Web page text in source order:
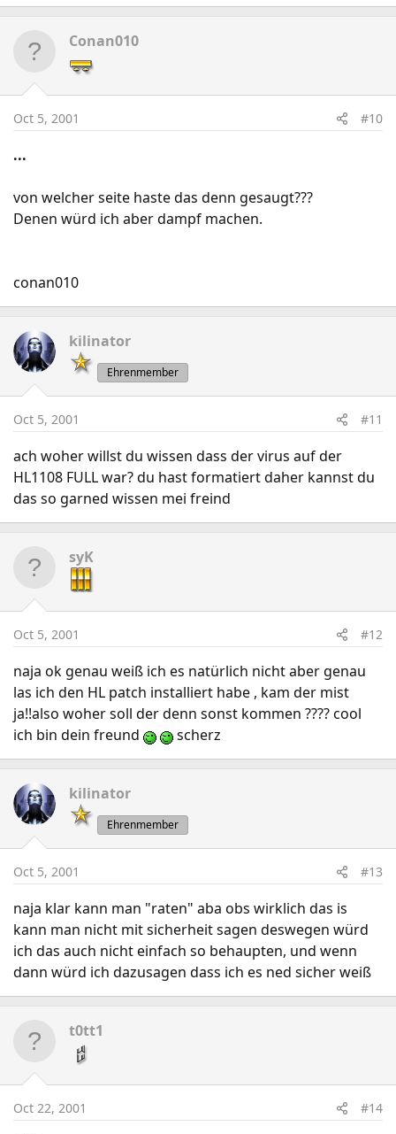
Conan010
Oct 5, 2001 #10
...
von welcher seite haste das denn gesaugt???
Denen würd ich aber dampf machen.
conan010
kilinator
Ehrenmember
Oct 5, 2001 #11
ach woher willst du wissen dass der virus auf der
HL1108 FULL war? du hast formatiert daher kannst du
das so garned wissen mei freind
syK
Oct 5, 2001 #12
naja ok genau weiß ich es natürlich nicht aber genau
las ich den HL patch installiert habe , kam der mist
ja!!also woher soll der denn sonst kommen ???? cool
ich bin dein freund
scherz
kilinator
Ehrenmember
Oct 5, 2001 #13
naja klar kann man "raten" aba obs wirklich das is
kann man nicht mit sicherheit sagen deswegen würd
ich das auch nicht einfach so behaupten, und wenn
dann würd ich dazusagen dass ich es ned sicher weiß
t0tt1
Oct 22, 2001 #14